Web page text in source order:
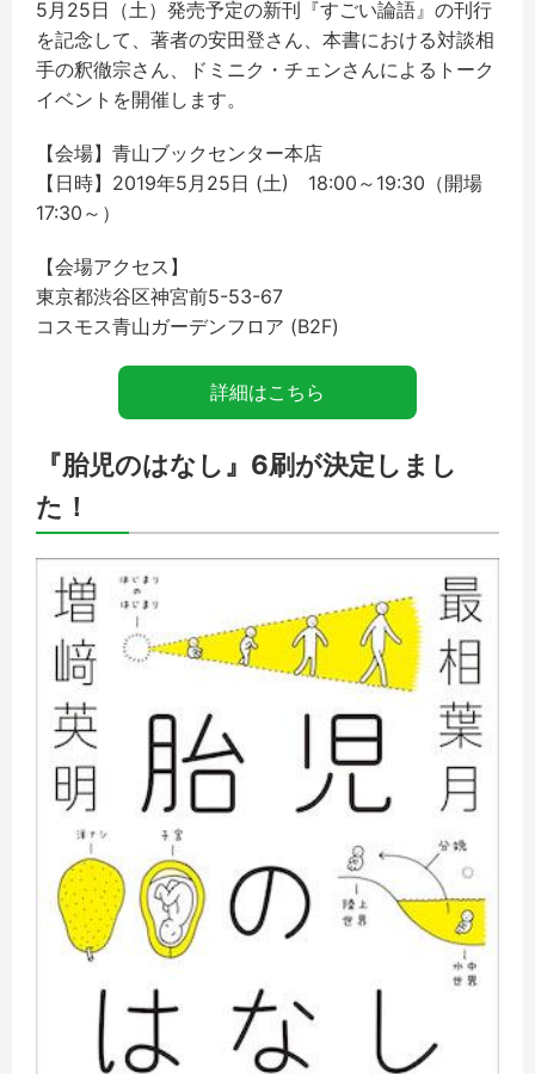
5月25日（土）発売予定の新刊『すごい論語』の刊行
を記念して、著者の安田登さん、本書における対談相
手の釈徹宗さん、ドミニク・チェンさんによるトーク
イベントを開催します。
【会場】青山ブックセンター本店
【日時】2019年5月25日 (土) 18:00～19:30（開場
17:30～）
【会場アクセス】
東京都渋谷区神宮前5-53-67
コスモス青山ガーデンフロア (B2F)
詳細はこちら
『胎児のはなし』6刷が決定しまし
た！